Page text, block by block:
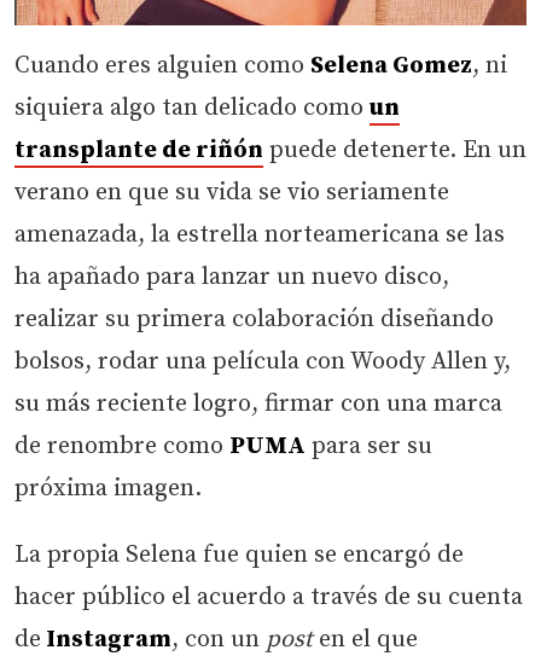
Cuando eres alguien como Selena Gomez, ni
siquiera algo tan delicado como un
transplante de riñón puede detenerte. En un
verano en que su vida se vio seriamente
amenazada, la estrella norteamericana se las
ha apañado para lanzar un nuevo disco,
realizar su primera colaboración diseñando
bolsos, rodar una película con Woody Allen y,
su más reciente logro, firmar con una marca
de renombre como PUMA para ser su
próxima imagen.
La propia Selena fue quien se encargó de
hacer público el acuerdo a través de su cuenta
de Instagram, con un posten el que